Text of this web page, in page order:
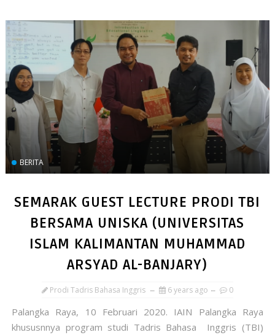
BERITA
SEMARAK GUEST LECTURE PRODI TBI
BERSAMA UNISKA (UNIVERSITAS
ISLAM KALIMANTAN MUHAMMAD
ARSYAD AL-BANJARY)
Prodi Tadris Bahasa Inggris 6 years ago 0
Palangka Raya, 10 Februari 2020. IAIN Palangka Raya
khususnnya program studi Tadris Bahasa Inggris (TBI)